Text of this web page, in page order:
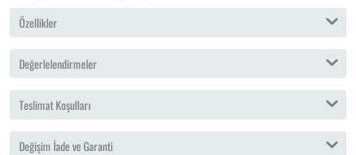
Özellikler
Değerlelendirmeler
Teslimat Koşulları
Değişim İade ve Garanti